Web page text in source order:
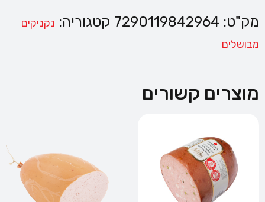
מק"ט: 7290119842964 קטגוריה: נקניקים
מבושלים
מוצרים קשורים